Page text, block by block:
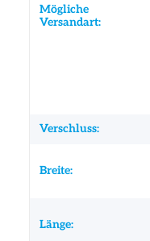
Mögliche
Versandart:
Verschluss:
Breite:
Länge: